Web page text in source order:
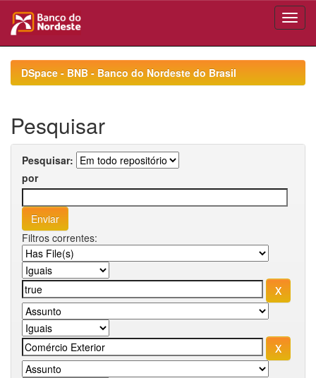
navigationDSpace - BNB - Banco do Nordeste do Brasil
Pesquisar
Pesquisar:
por
Filtros correntes: